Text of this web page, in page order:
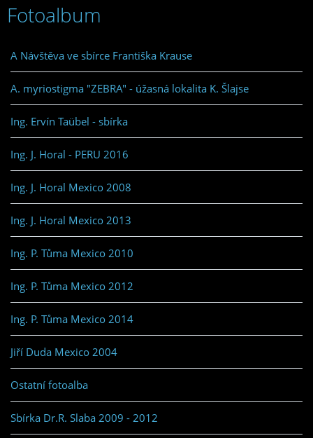
Fotoalbum
A Návštěva ve sbírce Františka Krause
A. myriostigma "ZEBRA" - úžasná lokalita K. Šlajse
Ing. Ervín Taübel - sbírka
Ing. J. Horal - PERU 2016
Ing. J. Horal Mexico 2008
Ing. J. Horal Mexico 2013
Ing. P. Tůma Mexico 2010
Ing. P. Tůma Mexico 2012
Ing. P. Tůma Mexico 2014
Jiří Duda Mexico 2004
Ostatní fotoalba
Sbírka Dr.R. Slaba 2009 - 2012